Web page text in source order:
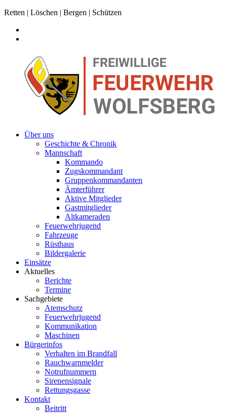
Retten | Löschen | Bergen | Schützen
Über uns
Geschichte & Chronik
Mannschaft
Kommando
Zugskommandant
Gruppenkommandanten
Ämterführer
Aktive Mitglieder
Gastmitglieder
Altkameraden
Feuerwehrjugend
Fahrzeuge
Rüsthaus
Bildergalerie
Einsätze
Aktuelles
Berichte
Termine
Sachgebiete
Atemschutz
Feuerwehrjugend
Kommunikation
Maschinen
Bürgerinfos
Verhalten im Brandfall
Rauchwarnmelder
Notrufnummern
Sirenensignale
Rettungsgasse
Kontakt
Beitritt